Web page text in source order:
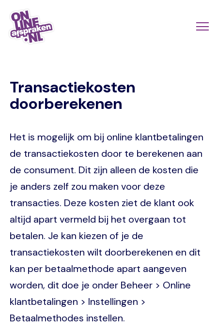
Skip
main
Transactiekosten
doorberekenen
Het is mogelijk om bij online klantbetalingen
de transactiekosten door te berekenen aan
de consument. Dit zijn alleen de kosten die
je anders zelf zou maken voor deze
transacties. Deze kosten ziet de klant ook
altijd apart vermeld bij het overgaan tot
betalen. Je kan kiezen of je de
transactiekosten wilt doorberekenen en dit
kan per betaalmethode apart aangeven
worden, dit doe je onder Beheer > Online
klantbetalingen > Instellingen >
Betaalmethodes instellen.